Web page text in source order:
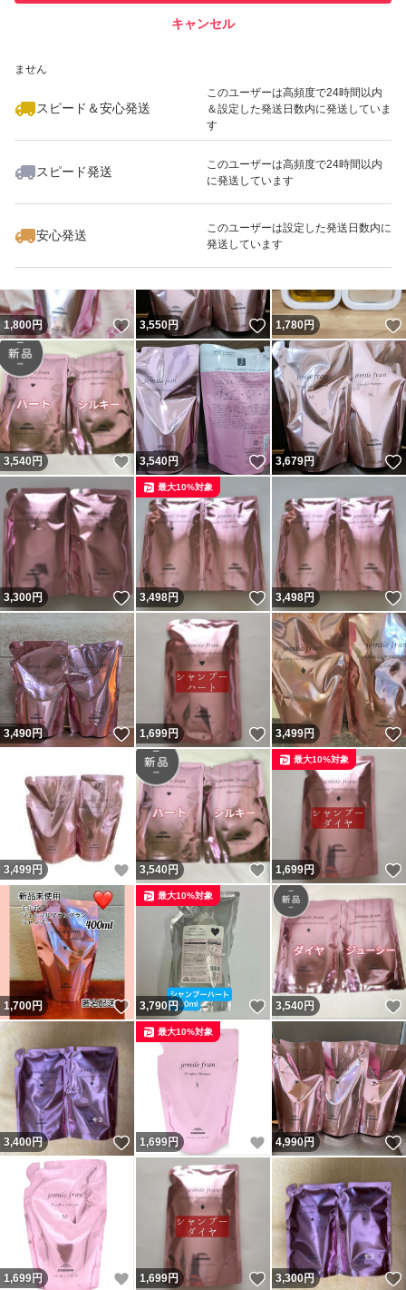
ません
スピード＆安心発送
このユーザーは高頻度で24時間以内
＆設定した発送日数内に発送していま
す
スピード発送
このユーザーは高頻度で24時間以内
に発送しています
安心発送
このユーザーは設定した発送日数内に
発送しています
キャンセル
3,300
1,800円 いいね！
3,550円 いいね！
1,780円
3,540円 いいね！
3,540円 いいね！
3,679円
3,300円 いいね！
3,498円 いいね！
最大10%対象
3,498円
3,490円 いいね！
1,699円 いいね！
3,499円
3,499円 いいね！
3,540円 いいね！
1,699円
最大10%対象
1,700円 いいね！
3,790円 いいね！
最大10%対象
3,540円
3,400円 いいね！
1,699円 いいね！
最大10%対象
4,990円
1,699円 いいね！
1,699円 いいね！
3,300円